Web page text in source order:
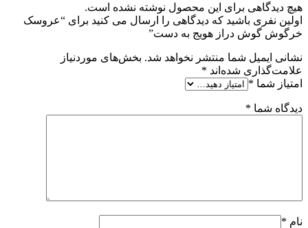
هیچ دیدگاهی برای این محصول نوشته نشده است.
اولین نفری باشید که دیدگاهی را ارسال می کنید برای “عروسک
خرگوش گوش دراز هویج به دست”
نشانی ایمیل شما منتشر نخواهد شد. بخش‌های موردنیاز
علامت‌گذاری شده‌اند *
امتیاز شما *
دیدگاه شما *
نام *